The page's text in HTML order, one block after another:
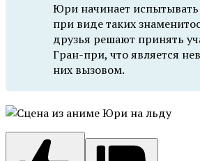
Юри начинает
при виде таких
друзья решают принять
Гран-при, что является
них вызовом.